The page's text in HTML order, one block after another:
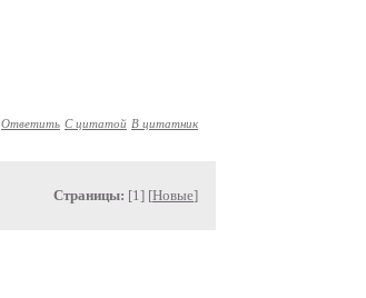
Ответить С цитатой В цитатник
Страницы: [1] [Новые]